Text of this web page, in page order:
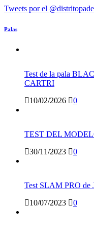
Tweets por el
Palas
Test de la pala
CARTRI
10/02/2026
0
TEST DEL
30/11/2023
0
Test SLAM PRO de
10/07/2023
0